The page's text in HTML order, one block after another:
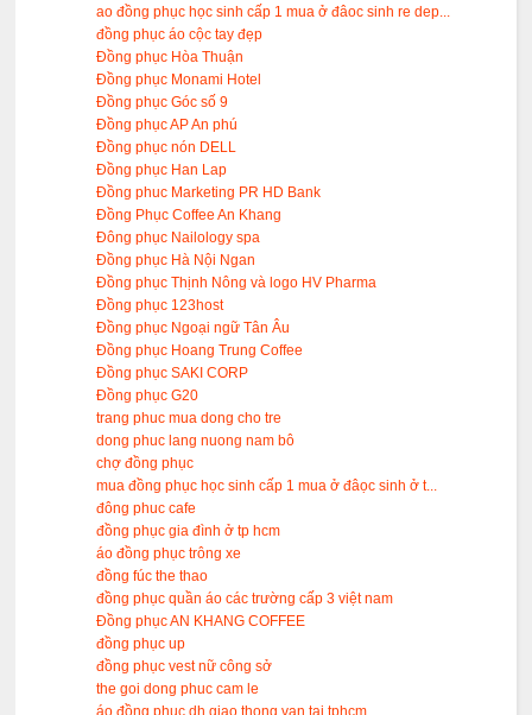
ao đồng phục học sinh cấp 1 mua ở đâoc sinh re dep...
đồng phục áo cộc tay đẹp
Đồng phục Hòa Thuận
Đồng phục Monami Hotel
Đồng phục Góc số 9
Đồng phục AP An phú
Đồng phục nón DELL
Đồng phục Han Lap
Đồng phuc Marketing PR HD Bank
Đồng Phục Coffee An Khang
Đông phục Nailology spa
Đồng phục Hà Nội Ngan
Đồng phục Thịnh Nông và logo HV Pharma
Đồng phục 123host
Đồng phục Ngoại ngữ Tân Âu
Đồng phục Hoang Trung Coffee
Đồng phục SAKI CORP
Đồng phục G20
trang phuc mua dong cho tre
dong phuc lang nuong nam bô
chợ đồng phục
mua đồng phục học sinh cấp 1 mua ở đâọc sinh ở t...
đông phuc cafe
đồng phục gia đình ở tp hcm
áo đồng phục trông xe
đồng fúc the thao
đồng phục quần áo các trường cấp 3 việt nam
Đồng phục AN KHANG COFFEE
đồng phục up
đồng phục vest nữ công sở
the goi dong phuc cam le
áo đồng phuc dh giao thong van tai tphcm